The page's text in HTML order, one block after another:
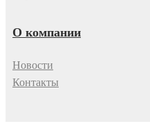
О компании
Новости
Контакты